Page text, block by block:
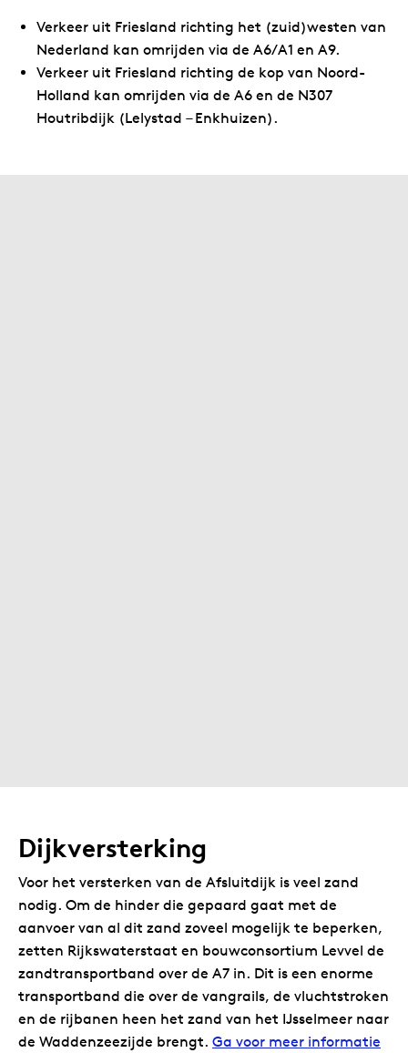
Verkeer uit Friesland richting het (zuid)westen van
Nederland kan omrijden via de A6/A1 en A9.
Verkeer uit Friesland richting de kop van Noord-
Holland kan omrijden via de A6 en de N307
Houtribdijk (Lelystad – Enkhuizen).
Dijkversterking
Voor het versterken van de Afsluitdijk is veel zand
nodig. Om de hinder die gepaard gaat met de
aanvoer van al dit zand zoveel mogelijk te beperken,
zetten Rijkswaterstaat en bouwconsortium Levvel de
zandtransportband over de A7 in. Dit is een enorme
transportband die over de vangrails, de vluchtstroken
en de rijbanen heen het zand van het IJsselmeer naar
de Waddenzeezijde brengt. Ga voor meer informatie